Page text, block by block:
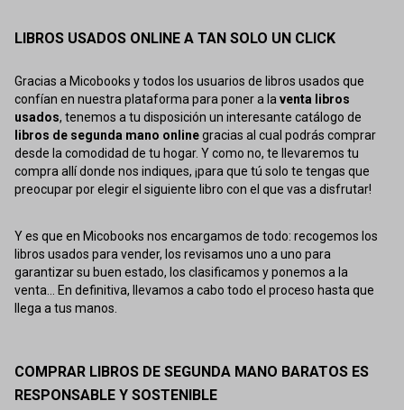
LIBROS USADOS ONLINE A TAN SOLO UN CLICK
Gracias a Micobooks y todos los usuarios de libros usados que
confían en nuestra plataforma para poner a laventa libros
usados, tenemos a tu disposición un interesante catálogo de
libros de segunda mano onlinegracias al cual podrás comprar
desde la comodidad de tu hogar. Y como no, te llevaremos tu
compra allí donde nos indiques, ¡para que tú solo te tengas que
preocupar por elegir el siguiente libro con el que vas a disfrutar!
Y es que en Micobooks nos encargamos de todo: recogemos los
libros usados para vender, los revisamos uno a uno para
garantizar su buen estado, los clasificamos y ponemos a la
venta... En definitiva, llevamos a cabo todo el proceso hasta que
llega a tus manos.
COMPRAR LIBROS DE SEGUNDA MANO BARATOS ES
RESPONSABLE Y SOSTENIBLE